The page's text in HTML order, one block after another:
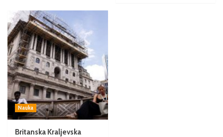
Nauka
Britanska Kraljevska